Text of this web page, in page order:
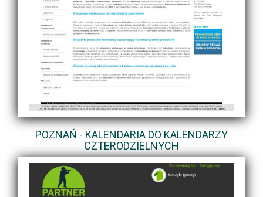
POZNAŃ - KALENDARIA DO KALENDARZY
CZTERODZIELNYCH